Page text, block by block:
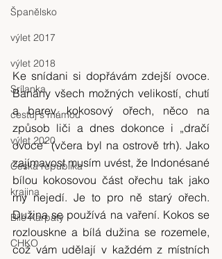
Španělsko
výlet 2017
výlet 2018
Srílanka
cestuj s mámou
výlet 2020
Česká republika
krajina
Bílé Karpaty
CHKO
Ke snídani si dopřávám zdejší ovoce.
Banány všech možných velikostí, chutí
a barev, kokosový ořech, něco na
způsob liči a dnes dokonce i „dračí
ovoce“ (včera byl na ostrově trh). Jako
zajímavost musím uvést, že Indonésané
bílou kokosovou část ořechu tak jako
my nejedí. Je to pro ně starý ořech.
Dužina se používá na vaření. Kokos se
rozlouskne a bílá dužina se rozemele,
což vám udělají v každém z místních